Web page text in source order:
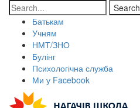
Search
Батькам
Учням
НМТ/ЗНО
Булінг
Психологічна служба
Ми у Facebook